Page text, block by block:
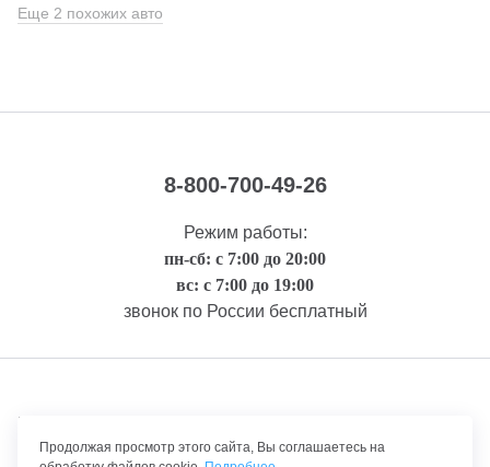
Еще 2 похожих авто
8-800-700-49-26
Режим работы:
пн-сб: с 7:00 до 20:00
вс: с 7:00 до 19:00
звонок по России бесплатный
Правовая информация
Продолжая просмотр этого сайта, Вы соглашаетесь на